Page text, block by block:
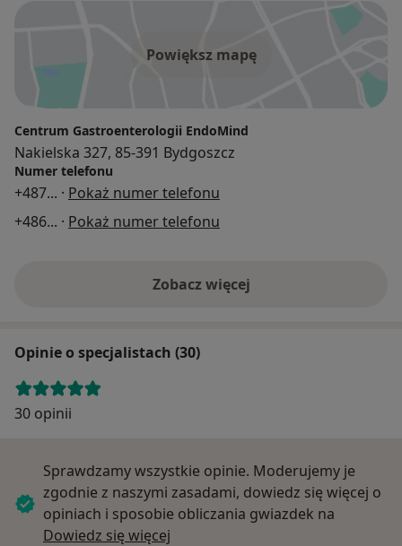
Powiększ mapę
Centrum Gastroenterologii EndoMind
Nakielska 327, 85-391 Bydgoszcz
Numer telefonu
+487... · Pokaż numer telefonu
+486... · Pokaż numer telefonu
Zobacz więcej
Opinie o specjalistach (30)
30 opinii
Sprawdzamy wszystkie opinie. Moderujemy je
zgodnie z naszymi zasadami, dowiedz się więcej o
opiniach i sposobie obliczania gwiazdek na
Dowiedz się więcej